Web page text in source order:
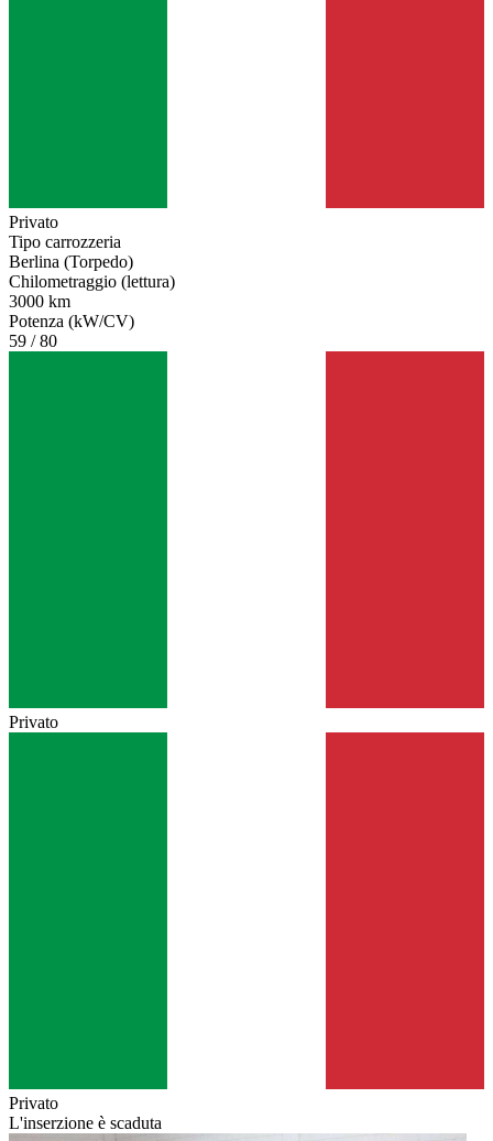
Privato
Tipo carrozzeria
Berlina (Torpedo)
Chilometraggio (lettura)
3000 km
Potenza (kW/CV)
59 / 80
Privato
Privato
L'inserzione è scaduta